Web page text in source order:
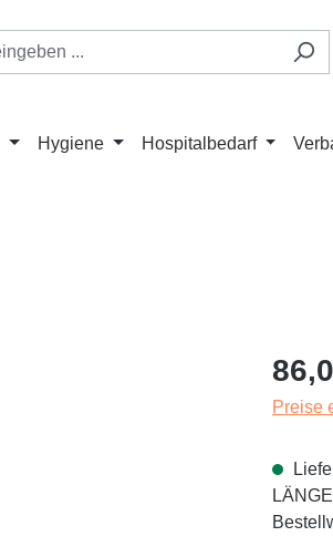
Hygiene Hospitalbedarf
Preise